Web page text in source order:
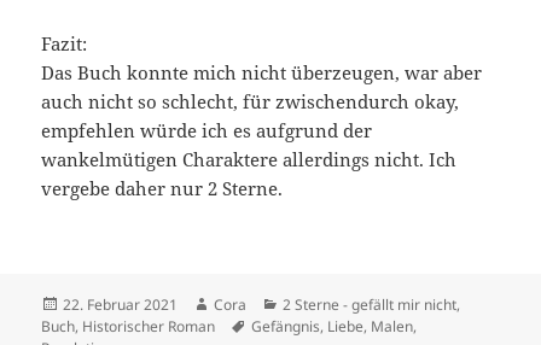
Fazit:
Das Buch konnte mich nicht überzeugen, war aber
auch nicht so schlecht, für zwischendurch okay,
empfehlen würde ich es aufgrund der
wankelmütigen Charaktere allerdings nicht. Ich
vergebe daher nur 2 Sterne.
Veröffentlicht
am
22. Februar 2021 Autor
Cora Kategorien
2 Sterne - gefällt mir nicht,
Buch, Historischer Roman Schlagwörter
Gefängnis, Liebe, Malen,